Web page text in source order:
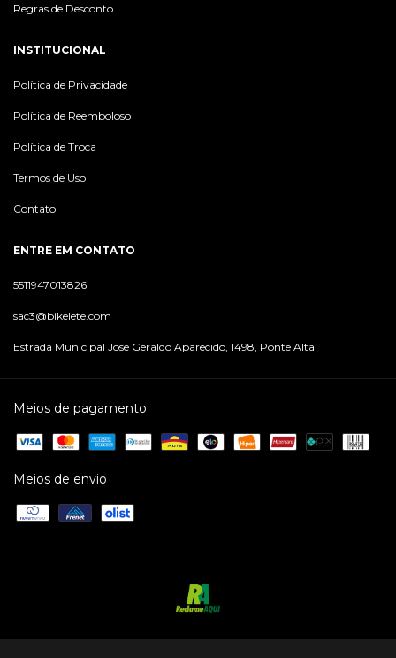
Regras de Desconto
INSTITUCIONAL
Política de Privacidade
Política de Reemboloso
Política de Troca
Termos de Uso
Contato
ENTRE EM CONTATO
5511947013826
sac3@bikelete.com
Estrada Municipal Jose Geraldo Aparecido, 1498, Ponte Alta
Meios de pagamento
Meios de envio